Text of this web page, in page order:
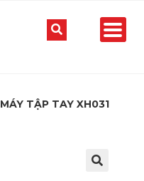
MÁY TẬP TAY XH031